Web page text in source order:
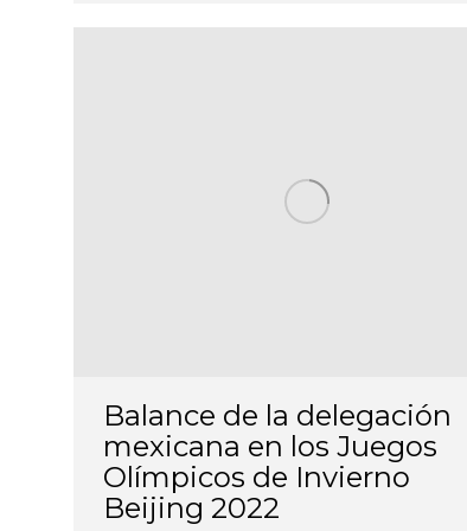
Balance de la delegación
mexicana en los Juegos
Olímpicos de Invierno
Beijing 2022